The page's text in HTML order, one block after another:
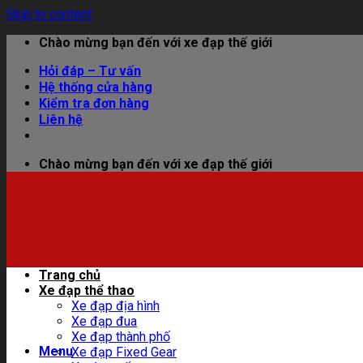
Skip to content
Chào mừng bạn đến với xe đạp thế giới
Hỏi đáp – Tư vấn
Hệ thống cửa hàng
Kiểm tra đơn hàng
Liên hệ
Chào mừng bạn đến với xe đạp thế giới
Menu
Trang chủ
Xe đạp thể thao
Xe đạp địa hình
Xe đạp đua
Xe đạp thành phố
Xe đạp Fixed Gear